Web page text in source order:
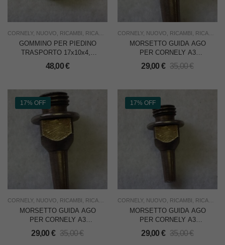
CORNELY, NUOVO RICAMBI RICAMO USO INDUSTRIA
GOMMINO PER PIEDINO
TRASPORTO 17x10x4,5
PER CORNELY A3
RICAMATRICE – CONF.
48,00€
CORNELY, NUOVO RICAMBI RICAMO
MORSETTO GUIDA AGO
PER CORNELY A3
RICAMATRICE
29,00 € 35,00€
17% OFF
CORNELY, NUOVO RICAMBI RICAMO USO INDUSTRIA
MORSETTO GUIDA AGO
PER CORNELY A3
RICAMATRICE
29,00 € 35,00€
17% OFF
CORNELY, NUOVO RICAMBI RICAMO
MORSETTO GUIDA AGO
PER CORNELY A3
RICAMATRICE
29,00 € 35,00€